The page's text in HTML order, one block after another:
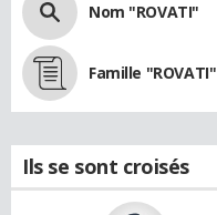
Nom "ROVATI"
Famille "ROVATI"
Ils se sont croisés